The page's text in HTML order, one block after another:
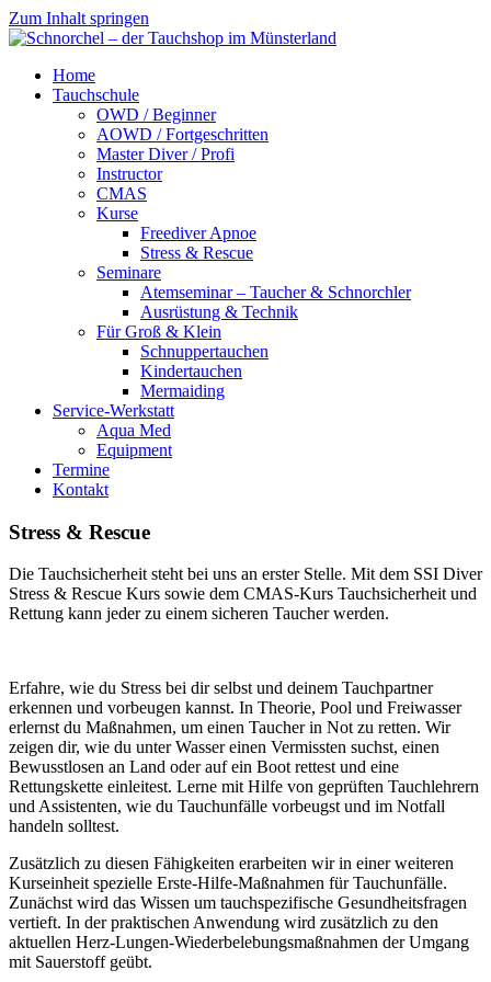
Zum Inhalt springen
Schnorchel
Tauchshop
Münsterland
Schnorchel
Tauchshop
Münsterland
Home
Tauchschule
OWD / Beginner
AOWD / Fortgeschritten
Master Diver / Profi
Instructor
CMAS
Kurse
Freediver Apnoe
Stress & Rescue
Seminare
Atemseminar – Taucher & Schnorchler
Ausrüstung & Technik
Für Groß & Klein
Schnuppertauchen
Kindertauchen
Mermaiding
Service-Werkstatt
Aqua Med
Equipment
Termine
Kontakt
Stress & Rescue
Die Tauchsicherheit steht bei uns an erster Stelle. Mit dem SSI Diver
Stress & Rescue Kurs sowie dem CMAS-Kurs Tauchsicherheit und
Rettung kann jeder zu einem sicheren Taucher werden.
Erfahre, wie du Stress bei dir selbst und deinem Tauchpartner
erkennen und vorbeugen kannst. In Theorie, Pool und Freiwasser
erlernst du Maßnahmen, um einen Taucher in Not zu retten. Wir
zeigen dir, wie du unter Wasser einen Vermissten suchst, einen
Bewusstlosen an Land oder auf ein Boot rettest und eine
Rettungskette einleitest. Lerne mit Hilfe von geprüften Tauchlehrern
und Assistenten, wie du Tauchunfälle vorbeugst und im Notfall
handeln solltest.
Zusätzlich zu diesen Fähigkeiten erarbeiten wir in einer weiteren
Kurseinheit spezielle Erste-Hilfe-Maßnahmen für Tauchunfälle.
Zunächst wird das Wissen um tauchspezifische Gesundheitsfragen
vertieft. In der praktischen Anwendung wird zusätzlich zu den
aktuellen Herz-Lungen-Wiederbelebungsmaßnahmen der Umgang
mit Sauerstoff geübt.